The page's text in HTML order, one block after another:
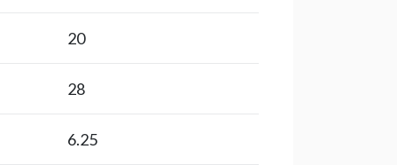
20
28
6.25